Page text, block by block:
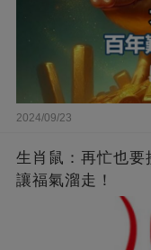
2024/09/23
生肖鼠：再忙也
讓福氣溜走！